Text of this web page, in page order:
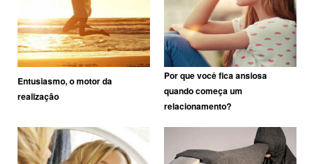
Entusiasmo, o motor da
realização
Por que você fica ansiosa
quando começa um
relacionamento?